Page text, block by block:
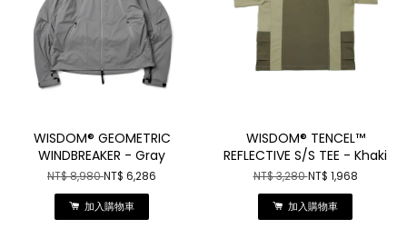
WISDOM® GEOMETRIC
WINDBREAKER - Gray
NT$ 8,980NT$ 6,286
加入購物車
WISDOM® TENCEL™
REFLECTIVE S/S TEE - Khaki
NT$ 3,280NT$ 1,968
加入購物車